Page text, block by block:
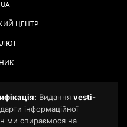
ЦЕНТР
Видання vesti-
інформаційної
ми спираємося на